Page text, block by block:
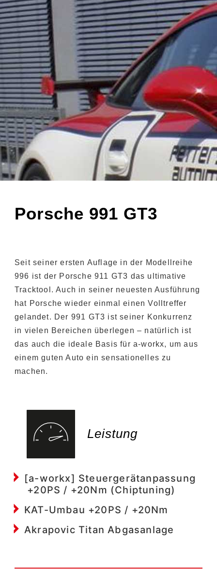
Porsche 991 GT3
Seit seiner ersten Auflage in der Modellreihe
996 ist der Porsche 911 GT3 das ultimative
Tracktool. Auch in seiner neuesten Ausführung
hat Porsche wieder einmal einen Volltreffer
gelandet. Der 991 GT3 ist seiner Konkurrenz
in vielen Bereichen überlegen – natürlich ist
das auch die ideale Basis für a-workx, um aus
einem guten Auto ein sensationelles zu
machen.
Leistung
[a-workx] Steuergerätanpassung
+20PS / +20Nm (Chiptuning)
KAT-Umbau +20PS / +20Nm
Akrapovic Titan Abgasanlage